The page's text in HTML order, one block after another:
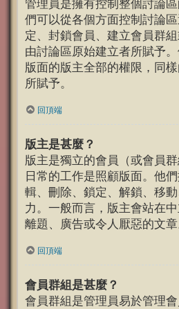
管理員是擁有控制整個討論
們可以從各個方面控制討論
定、封鎖會員、建立會員群
由討論區原始建立者所賦予
版面的版主全部的權限，同
所賦予。
回頂端
版主是甚麼？
版主是獨立的會員（或會員
日常的工作是照顧版面。他
輯、刪除、鎖定、解鎖、移
力。一般而言，版主會站在
離題、廣告或令人厭惡的文章
回頂端
會員群組是甚麼？
會員群組是管理員易於管理